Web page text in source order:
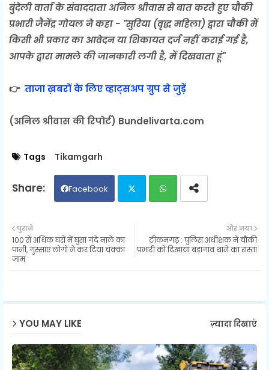
बुंदेली वार्ता के संवाददाता अनिल श्रीवास से बात करते हुए चौकी
प्रभारी जैनेंद्र गोयल ने कहा - "सुरिया (वृद्ध महिला) द्वारा चौकी में
किसी भी प्रकार का आवेदन या शिकायत दर्ज नहीं कराई गई है,
आपके द्वारा मामले की जानकारी लगी है, में दिखवाता हूं"
👉 ताजा ख़बरों के लिए व्हाट्सअप ग्रुप से जुड़ें
(अनिल श्रीवास की रिपोर्ट) Bundelivarta.com
Tags Tikamgarh
Facebook
ats
और नया
टीकमगढ़ : पुलिस अधीक्षक ने चौकी
प्रभारी को दिखाया बड़ागांव थाने का रास्ता
पुराने
100 से अधिक घरों में घुसा गंदे नाले का
पानी, गुस्साए लोगों ने कर दिया चक्का
जाम
YOU MAY LIKE ज़्यादा दिखाएं